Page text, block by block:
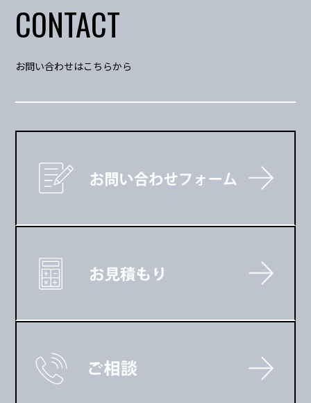
CONTACT
お問い合わせはこちらから